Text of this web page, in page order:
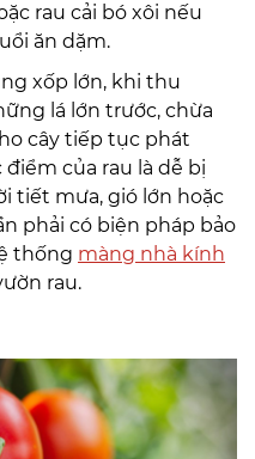
rau cải bó xôi nếu
ăn dặm.
xốp lớn, khi thu
lá lớn trước, chừa
cây tiếp tục phát
của rau là dễ bị
tiết mưa, gió lớn hoặc
phải có biện pháp bảo
thống màng nhà kính
rau.